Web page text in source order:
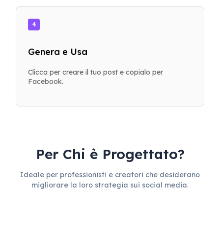
4
Genera e Usa
Clicca per creare il tuo post e copialo per
Facebook.
Per Chi è Progettato?
Ideale per professionisti e creatori che desiderano
migliorare la loro strategia sui social media.